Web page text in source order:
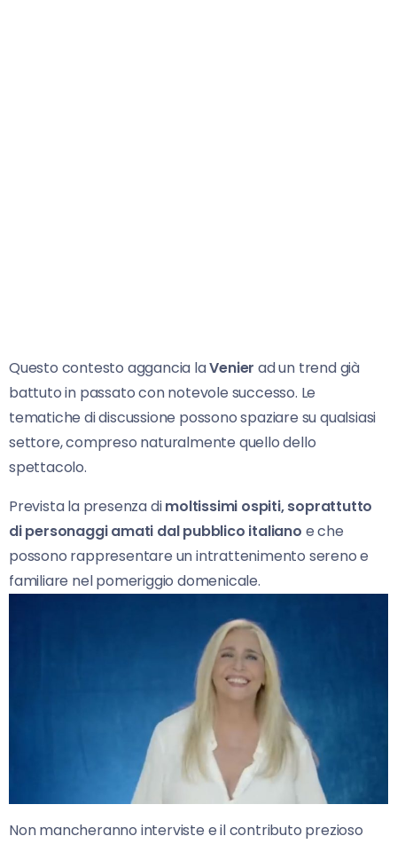
Questo contesto aggancia laVenier ad un trend già
battuto in passato con notevole successo. Le
tematiche di discussione possono spaziare su qualsiasi
settore, compreso naturalmente quello dello
spettacolo.
Prevista la presenza dimoltissimi ospiti, soprattutto
dipersonaggi amati dal pubblico italiano e che
possono rappresentare un intrattenimento sereno e
familiare nel pomeriggio domenicale.
Non mancheranno interviste e il contributo prezioso